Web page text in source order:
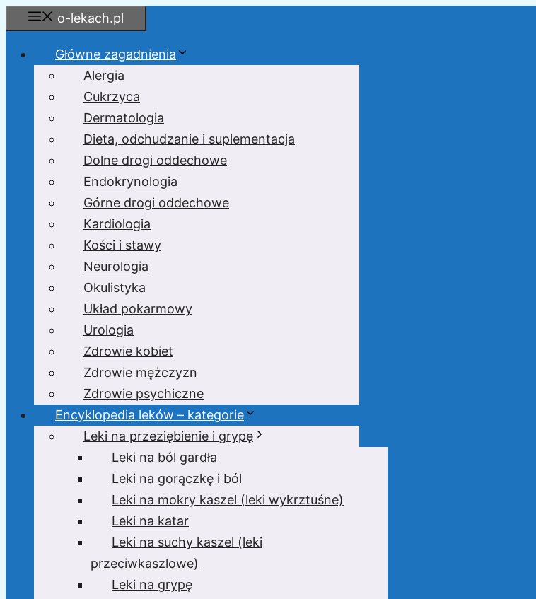
Przejdź
do
o-lekach.pl
Główne zagadnienia
Alergia
Cukrzyca
Dermatologia
Dieta, odchudzanie i suplementacja
Dolne drogi oddechowe
Endokrynologia
Górne drogi oddechowe
Kardiologia
Kości i stawy
Neurologia
Okulistyka
Układ pokarmowy
Urologia
Zdrowie kobiet
Zdrowie mężczyzn
Zdrowie psychiczne
Encyklopedia leków – kategorie
Leki na przeziębienie i grypę
Leki na ból gardła
Leki na gorączkę i ból
Leki na mokry kaszel (leki wykrztuśne)
Leki na katar
Leki na suchy kaszel (leki
przeciwkaszlowe)
Leki na grypę